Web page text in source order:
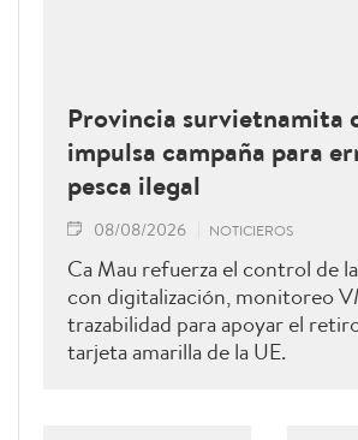
Provincia survietnamita
impulsa campaña para
pesca ilegal
08/08/2026 NOTICIEROS
Ca Mau refuerza el control de
con digitalización, monitoreo
trazabilidad para apoyar el
tarjeta amarilla de la UE.